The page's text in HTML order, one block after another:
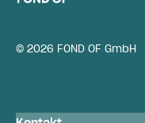
© 2026 FOND OF GmbH